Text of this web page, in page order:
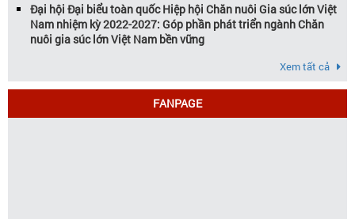
Đại hội Đại biểu toàn quốc Hiệp hội Chăn nuôi Gia súc lớn Việt
Nam nhiệm kỳ 2022-2027: Góp phần phát triển ngành Chăn
nuôi gia súc lớn Việt Nam bền vững
Xem tất cả
FANPAGE